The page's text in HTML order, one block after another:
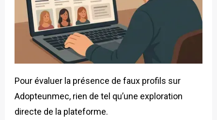
Pour évaluer la présence de faux profils sur
Adopteunmec, rien de tel qu’une exploration
directe de la plateforme.